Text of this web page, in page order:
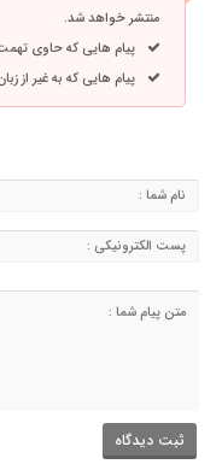
منتشر خواهد شد.
پیام هایی که حاوی
پیام هایی که به غیر از